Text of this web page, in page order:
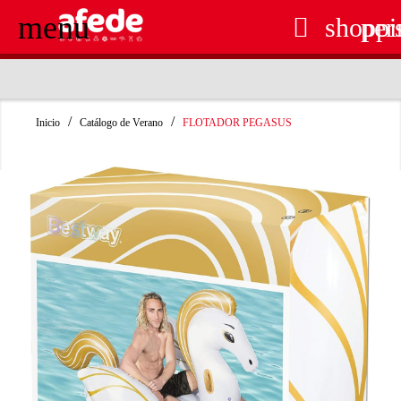
menu 
Inicio Catálogo de Verano FLOTADOR PEGASUS